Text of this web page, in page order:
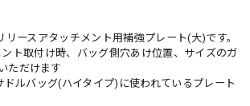
リースアタッチメント用補強プレート(大)です。
ト取付け時、バッグ側穴あけ位置、サイズのガ
ただけます
ドルバッグ(ハイタイプ)に使われているプレート